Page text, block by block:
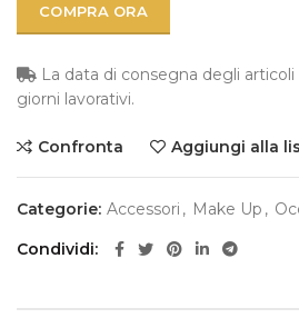
COMPRA ORA
La data di consegna degli
giorni lavorativi.
Confronta Aggiungi alla
Categorie: Accessori , Make Up ,
Condividi